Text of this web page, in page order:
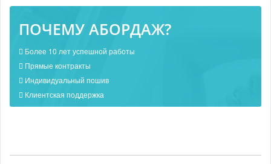
ПОЧЕМУ АБОРДАЖ?
Более 10 лет успешной работы
Прямые контракты
Индивидуальный пошив
Клиентская поддержка